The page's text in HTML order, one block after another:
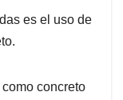
es el uso de
concreto